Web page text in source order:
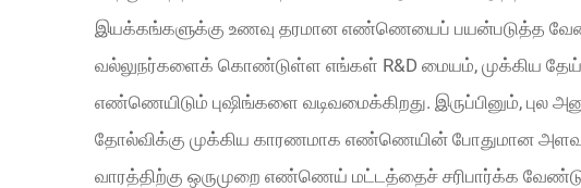
இயக்கங்களுக்கு உணவு தரமான எண்ணெயைப் பயன்படுத்த
வல்லுநர்களைக் கொண்டுள்ள எங்கள் R&D மையம், முக்கிய
எண்ணெயிடும் புஷிங்களை வடிவமைக்கிறது. இருப்பினும், புல
தோல்விக்கு முக்கிய காரணமாக எண்ணெயின் போதுமான
வாரத்திற்கு ஒருமுறை எண்ணெய் மட்டத்தைச் சரிபார்க்க